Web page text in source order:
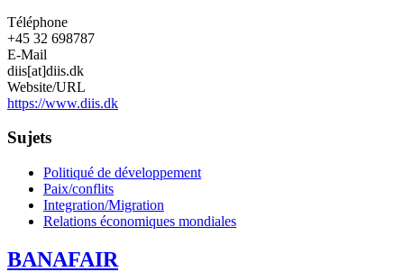
Téléphone
+45 32 698787
E-Mail
diis[at]diis.dk
Website/URL
https://www.diis.dk
Sujets
Politiqué de développement
Paix/conflits
Integration/Migration
Relations économiques mondiales
BANAFAIR